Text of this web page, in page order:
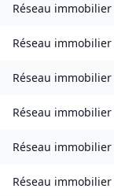
Réseau immobilier
Réseau immobilier
Réseau immobilier
Réseau immobilier
Réseau immobilier
Réseau immobilier